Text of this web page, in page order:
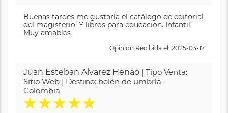
Buenas tardes me gustaría el catálogo de editorial
del magisterio. Y libros para educación. Infantil.
Muy amables
Opinión Recibida el: 2025-03-17
Juan Esteban Alvarez Henao | Tipo Venta:
Sitio Web | Destino: belén de umbría -
Colombia
★★★★★